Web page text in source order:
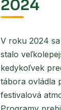
2024
V roku 2024
stalo
kedykoľvek
tábora ovládla
festivalová